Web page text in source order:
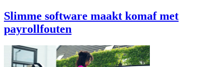
Slimme software maakt komaf met
payrollfouten